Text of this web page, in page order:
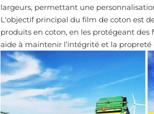
largeurs, permettant une
L'objectif principal du film de coton est
produits en coton, en les protégeant
aide à maintenir l’intégrité et la